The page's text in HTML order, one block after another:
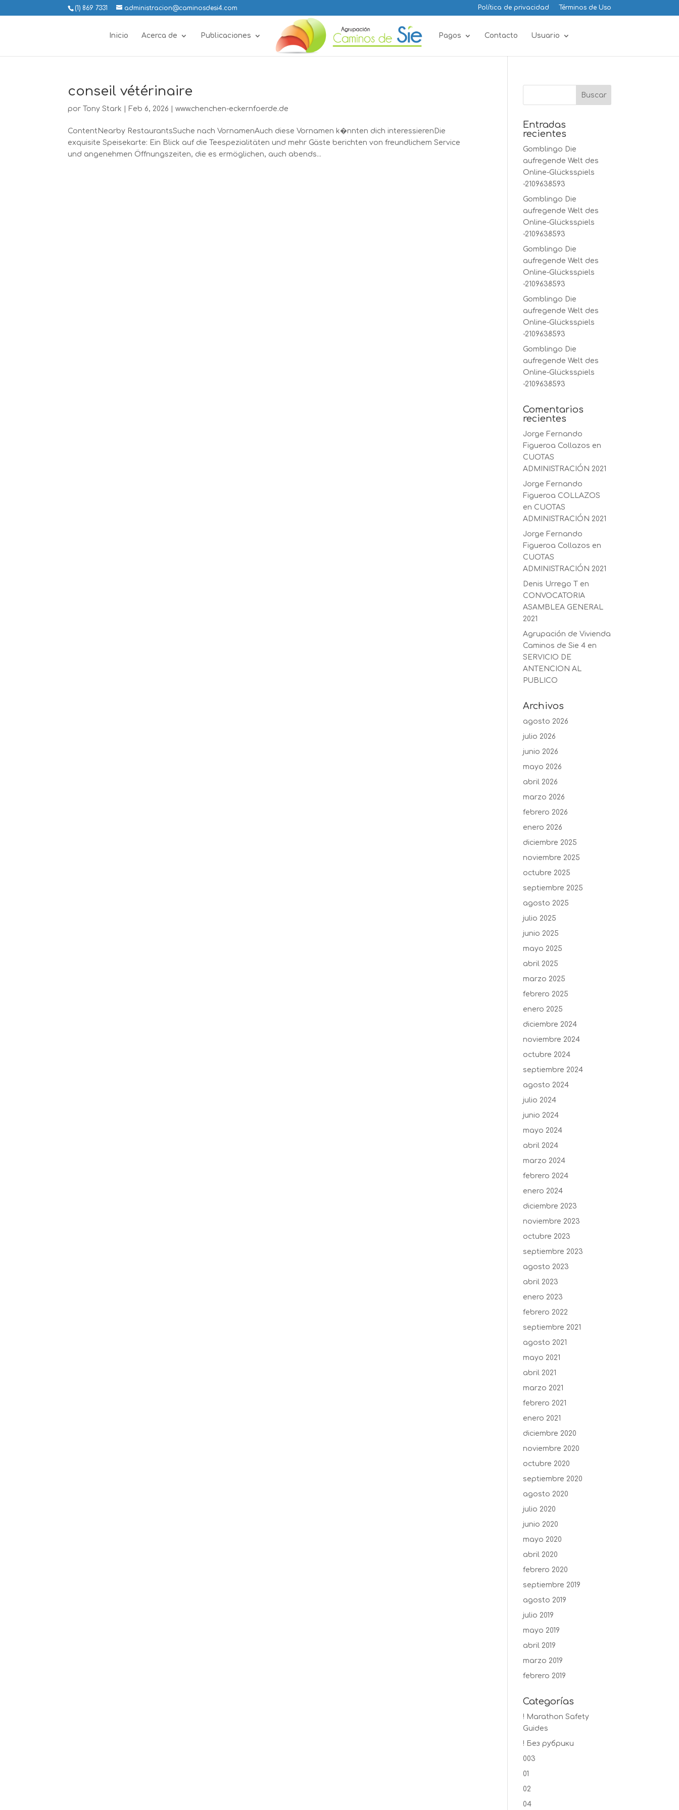
(1) 869 7331 administracion@caminosdesi4.com Política de privacidad Términos de Uso
Inicio Acerca de Publicaciones Pagos Contacto Usuario
conseil vétérinaire
por Tony Stark Feb 6, 2026 |www.chenchen-eckernfoerde.de
ContentNearby RestaurantsSuche nach VornamenAuch diese Vornamen k�nnten dich interessierenDie
exquisite Speisekarte: Ein Blick auf die Teespezialitäten und mehr Gäste berichten von freundlichem Service
und angenehmen Öffnungszeiten, die es ermöglichen, auch abends...
Entradas
recientes
Gomblingo Die
aufregende Welt des
Online-Glücksspiels
-2109638593
Gomblingo Die
aufregende Welt des
Online-Glücksspiels
-2109638593
Gomblingo Die
aufregende Welt des
Online-Glücksspiels
-2109638593
Gomblingo Die
aufregende Welt des
Online-Glücksspiels
-2109638593
Gomblingo Die
aufregende Welt des
Online-Glücksspiels
-2109638593
Comentarios
recientes
Jorge Fernando
Figueroa Collazos en
CUOTAS
ADMINISTRACIÓN 2021
Jorge Fernando
Figueroa COLLAZOS
en CUOTAS
ADMINISTRACIÓN 2021
Jorge Fernando
Figueroa Collazos en
CUOTAS
ADMINISTRACIÓN 2021
Denis Urrego T
en
CONVOCATORIA
ASAMBLEA GENERAL
2021
Agrupación de Vivienda
Caminos de Sie 4 en
SERVICIO DE
ANTENCION AL
PUBLICO
Archivos
agosto 2026
julio 2026
junio 2026
mayo 2026
abril 2026
marzo 2026
febrero 2026
enero 2026
diciembre 2025
noviembre 2025
octubre 2025
septiembre 2025
agosto 2025
julio 2025
junio 2025
mayo 2025
abril 2025
marzo 2025
febrero 2025
enero 2025
diciembre 2024
noviembre 2024
octubre 2024
septiembre 2024
agosto 2024
julio 2024
junio 2024
mayo 2024
abril 2024
marzo 2024
febrero 2024
enero 2024
diciembre 2023
noviembre 2023
octubre 2023
septiembre 2023
agosto 2023
abril 2023
enero 2023
febrero 2022
septiembre 2021
agosto 2021
mayo 2021
abril 2021
marzo 2021
febrero 2021
enero 2021
diciembre 2020
noviembre 2020
octubre 2020
septiembre 2020
agosto 2020
julio 2020
junio 2020
mayo 2020
abril 2020
febrero 2020
septiembre 2019
agosto 2019
julio 2019
mayo 2019
abril 2019
marzo 2019
febrero 2019
Categorías
! Marathon Safety
Guides
! Без рубрики
003
01
02
04